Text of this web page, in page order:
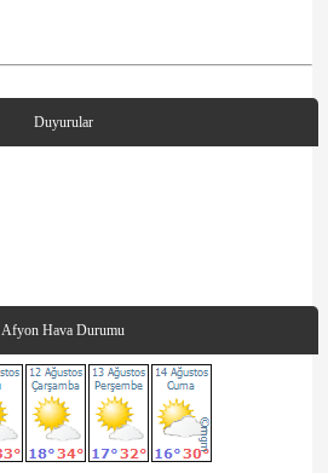
Duyurular
Afyon Hava Durumu